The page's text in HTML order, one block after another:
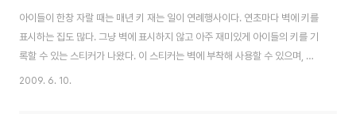
아이들이 한창 자랄 때는 매년 키 재는 일이 연례행사이다. 연초마다 벽에 키를
표시하는 집도 많다. 그냥 벽에 표시하지 않고 아주 재미있게 아이들의 키를 기
록할 수 있는 스티커가 나왔다. 이 스티커는 벽에 부착해 사용할 수 있으며, 필
요할 때는 아무런 흔적도 남기지 않고 떼어낼 수도 있다. 스티커는 동물, 인어,
2009. 6. 10.